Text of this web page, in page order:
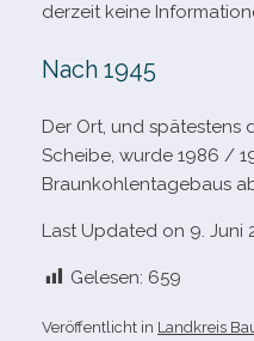
der­zeit keine
Nach 1945
Der Ort, und spä­tes­tens
Scheibe, wurde 1986 /​
Braunkohlentagebaus
Last Updated on 9. Juni
Gelesen: 659
Veröffentlicht in Landkreis